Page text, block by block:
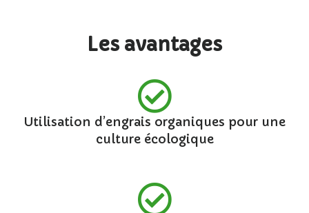
Les avantages
Utilisation d’engrais organiques pour une
culture écologique